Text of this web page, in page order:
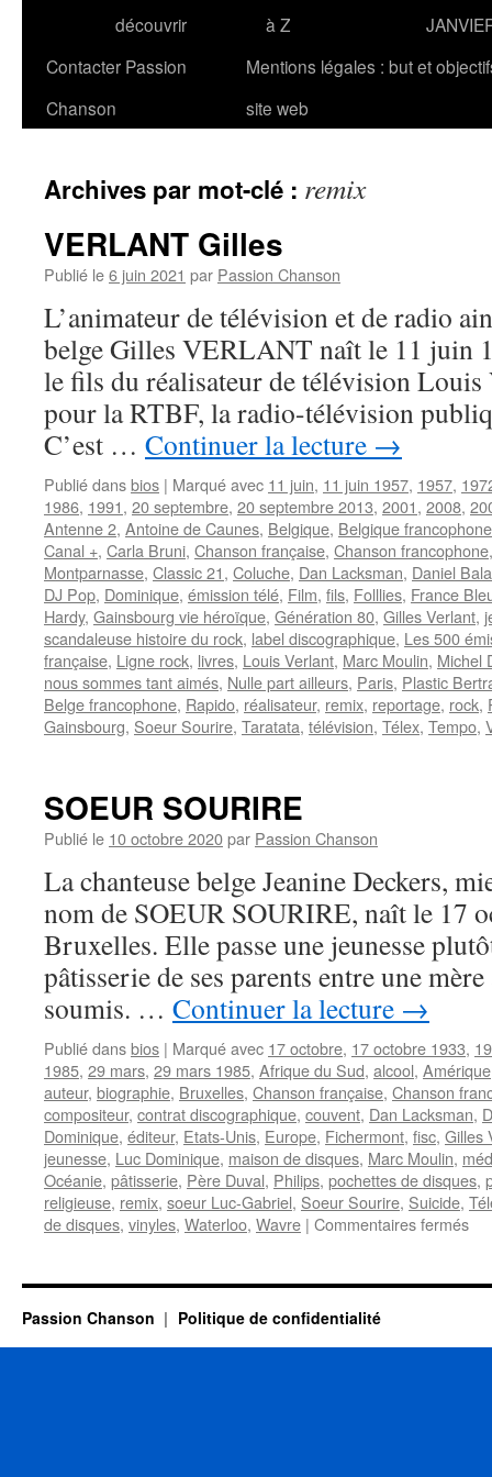
découvrir
à Z
Contacter Passion
Chanson
Mentions légales : but et
site web
Archives par mot-clé : remix
VERLANT Gilles
Publié le6 juin 2021 par Passion Chanson
L’animateur de télévision et de radio
belge Gilles VERLANT naît le 11 juin
le fils du réalisateur de télévision
pour la RTBF, la radio-télévision
C’est … Continuer la lecture →
Publié dansbios | Marqué avec 11 juin, 11 juin 1957, 1957,
1986, 1991, 20 septembre, 20 septembre 2013, 2001, 2008,
Antenne 2, Antoine de Caunes, Belgique, Belgique francophone
Canal +, Carla Bruni, Chanson française, Chanson francophone
Montparnasse, Classic 21, Coluche, Dan Lacksman, Daniel
DJ Pop, Dominique, émission télé, Film, fils, Folllies, France
Hardy, Gainsbourg vie héroïque, Génération 80, Gilles Verlant,
scandaleuse histoire du rock, label discographique, Les 500
française, Ligne rock, livres, Louis Verlant, Marc Moulin, Michel
nous sommes tant aimés, Nulle part ailleurs, Paris, Plastic
Belge francophone, Rapido, réalisateur, remix, reportage, rock,
Gainsbourg, Soeur Sourire, Taratata, télévision, Télex, Tempo,
SOEUR SOURIRE
Publié le 10 octobre 2020par Passion Chanson
La chanteuse belge Jeanine Deckers,
nom de SOEUR SOURIRE, naît le 17
Bruxelles. Elle passe une jeunesse
pâtisserie de ses parents entre une
soumis. … Continuer la lecture →
Publié dansbios | Marqué avec 17 octobre, 17 octobre 1933,
1985, 29 mars, 29 mars 1985, Afrique du Sud, alcool, Amérique
auteur, biographie, Bruxelles, Chanson française, Chanson
compositeur, contrat discographique, couvent, Dan Lacksman,
Dominique, éditeur, Etats-Unis, Europe, Fichermont, fisc, Gilles
jeunesse, Luc Dominique, maison de disques, Marc Moulin,
Océanie, pâtisserie, Père Duval, Philips, pochettes de disques,
religieuse, remix, soeur Luc-Gabriel, Soeur Sourire, Suicide,
de disques, vinyles, Waterloo, Wavre | Commentaires ferméssur
Passion Chanson Politique de confidentialité